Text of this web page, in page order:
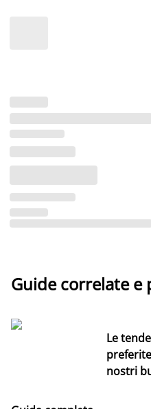
Guide correlate e
Le tende
nostri